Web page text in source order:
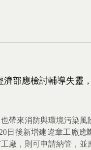
部應檢討輔導失靈
帶來消防與環境污染風
日後新增建違章工廠應
廠，則可申請納管，並